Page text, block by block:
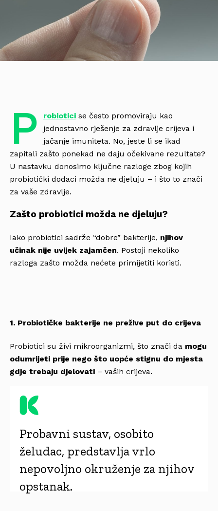
P robioticise često promoviraju kao
jednostavno rješenje za zdravlje crijeva i
jačanje imuniteta. No, jeste li se ikad
zapitali zašto ponekad ne daju očekivane rezultate?
U nastavku donosimo ključne razloge zbog kojih
probiotički dodaci možda ne djeluju – i što to znači
za vaše zdravlje.
Zašto probiotici možda ne djeluju?
Iako probiotici sadrže “dobre” bakterije, njihov
učinak nije uvijek zajamčen. Postoji nekoliko
razloga zašto možda nećete primijetiti koristi.
1. Probiotičke bakterije ne prežive put do crijeva
Probiotici su živi mikroorganizmi, što znači da mogu
odumrijeti prije nego što uopće stignu do mjesta
gdje trebaju djelovati – vaših crijeva.
Probavni sustav, osobito
želudac, predstavlja vrlo
nepovoljno okruženje za njihov
opstanak.